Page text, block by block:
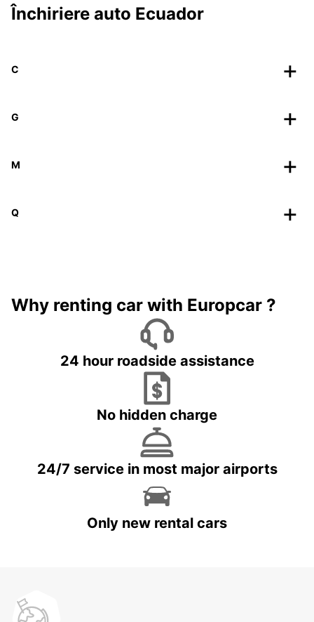
Închiriere auto Ecuador
C
G
M
Q
Why renting car with Europcar ?
24 hour roadside assistance
No hidden charge
24/7 service in most major airports
Only new rental cars